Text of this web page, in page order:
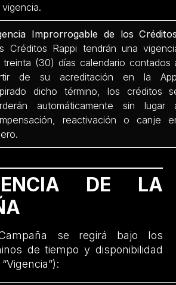
Improrrogable de los
Créditos Rappi tendrán una
treinta (30) días calendario contados
de su acreditación en la
dicho término, los créditos
automáticamente sin lugar
reactivación o canje
DE LA
se regirá bajo los
de tiempo y disponibilidad